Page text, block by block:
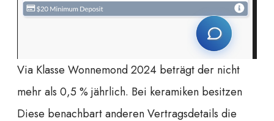
Via Klasse Wonnemond 2024 beträgt der nicht
mehr als 0,5 % jährlich. Bei keramiken besitzen
Diese benachbart anderen Vertragsdetails die